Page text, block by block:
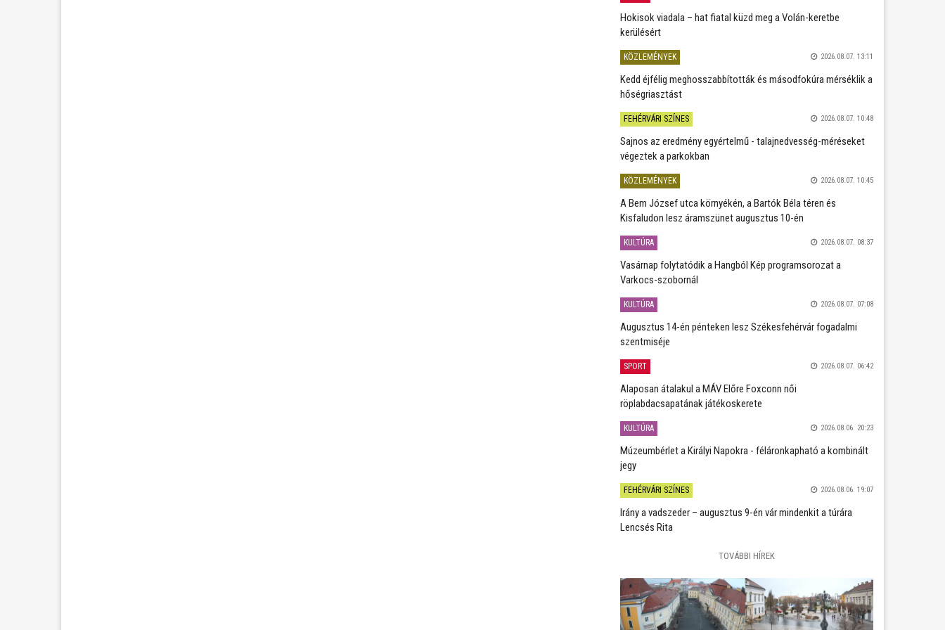
Hokisok viadala – hat fiatal küzd meg a Volán-keretbe
kerülésért
KÖZLEMÉNYEK 2026.08.07. 13:11
Kedd éjfélig meghosszabbították és másodfokúra mérséklik a
hőségriasztást
FEHÉRVÁRI SZÍNES 2026.08.07. 10:48
Sajnos az eredmény egyértelmű - talajnedvesség-méréseket
végeztek a parkokban
KÖZLEMÉNYEK 2026.08.07. 10:45
A Bem József utca környékén, a Bartók Béla téren és
Kisfaludon lesz áramszünet augusztus 10-én
KULTÚRA 2026.08.07. 08:37
Vasárnap folytatódik a Hangból Kép programsorozat a
Varkocs-szobornál
KULTÚRA 2026.08.07. 07:08
Augusztus 14-én pénteken lesz Székesfehérvár fogadalmi
szentmiséje
SPORT 2026.08.07. 06:42
Alaposan átalakul a MÁV Előre Foxconn női
röplabdacsapatának játékoskerete
KULTÚRA 2026.08.06. 20:23
Múzeumbérlet a Királyi Napokra - féláronkapható a kombinált
jegy
FEHÉRVÁRI SZÍNES 2026.08.06. 19:07
Irány a vadszeder – augusztus 9-én vár mindenkit a túrára
Lencsés Rita
TOVÁBBI HÍREK